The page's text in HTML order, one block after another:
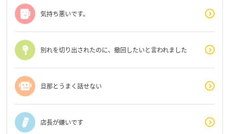
気持ち悪いです。
別れを切り出されたのに、撤回したいと言われました
旦那とうまく話せない
店長が嫌いです